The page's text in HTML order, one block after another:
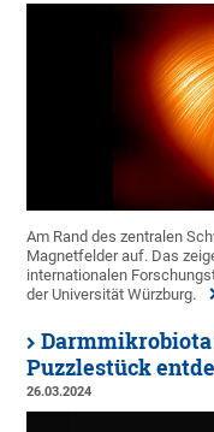
Am Rand des zentralen
Magnetfelder auf. Das
internationalen
der Universität Würzburg.
Puzzlestück
26.03.2024